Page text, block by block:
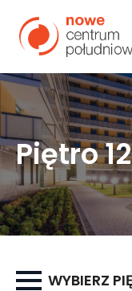
Piętro 12